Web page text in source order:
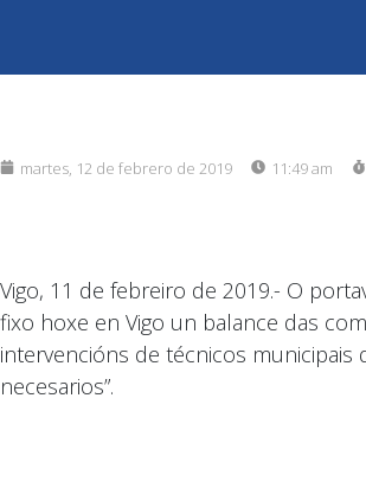
martes, 12 de febrero de 2019 11:49 am
Vigo, 11 de febreiro de 2019.- O
fixo hoxe en Vigo un balance das
intervencións de técnicos
necesarios”.